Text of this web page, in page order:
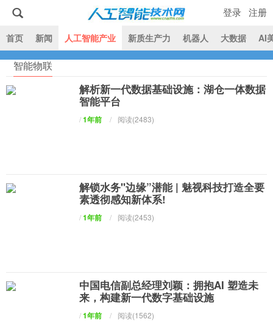
人工智能技术网
首页 新闻 人工智能产业 新质生产力 机器人 大数据 AI
登录 注册
智能物联
解析新一代数据基础设施：湖仓一体数据
智能平台
/1年前 / 阅读(2483)
解锁水务"边缘”潜能 | 魅视科技打造全要
素透彻感知新体系!
/1年前 / 阅读(2453)
中国电信副总经理刘颖：拥抱AI 塑造未
来，构建新一代数字基础设施
/1年前 / 阅读(1562)